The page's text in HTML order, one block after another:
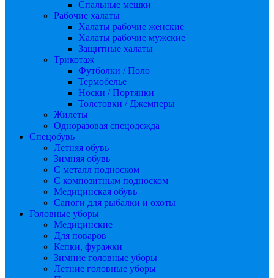
Спальные мешки
Рабочие халаты
Халаты рабочие женские
Халаты рабочие мужские
Защитные халаты
Трикотаж
Футболки / Поло
Термобелье
Носки / Портянки
Толстовки / Джемперы
Жилеты
Одноразовая спецодежда
Спецобувь
Летняя обувь
Зимняя обувь
С металл подноском
С композитным подноском
Медицинская обувь
Сапоги для рыбалки и охоты
Головные уборы
Медицинские
Для поваров
Кепки, фуражки
Зимние головные уборы
Летние головные уборы